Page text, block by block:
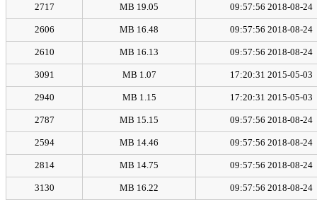
2018-08-24 09:57:56
19.05 MB
2717
2018-08-24 09:57:56
16.48 MB
2606
2018-08-24 09:57:56
16.13 MB
2610
2015-05-03 17:20:31
1.07 MB
3091
2015-05-03 17:20:31
1.15 MB
2940
2018-08-24 09:57:56
15.15 MB
2787
2018-08-24 09:57:56
14.46 MB
2594
2018-08-24 09:57:56
14.75 MB
2814
2018-08-24 09:57:56
16.22 MB
3130